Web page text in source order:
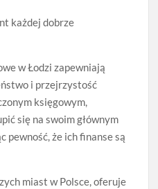
każdej dobrze
w Łodzi zapewniają
i przejrzystość
księgowym,
się na swoim głównym
pewność, że ich finanse są
miast w Polsce, oferuje